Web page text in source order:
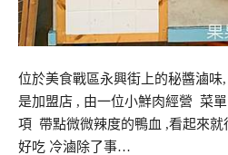
位於美食戰區永興街上的秘醬滷
是加盟店 , 由一位小鮮肉經營 菜
項 帶點微微辣度的鴨血 ,看起來就
好吃 冷滷除了事…